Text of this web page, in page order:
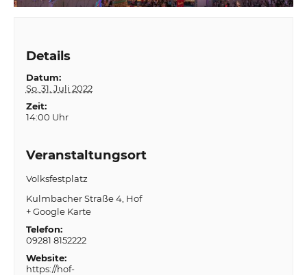
Details
Datum:
So. 31. Juli 2022
Zeit:
14:00 Uhr
Veranstaltungsort
Volksfestplatz
Kulmbacher Straße 4 Hof
+ Google Karte
Telefon:
09281 8152222
Website:
https://hof-